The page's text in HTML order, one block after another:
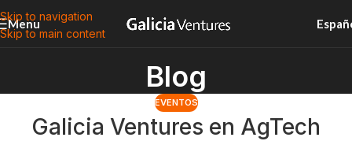
Skip to navigation
Skip to main content
Menu
Blog
EVENTOS
Galicia Ventures en AgTech